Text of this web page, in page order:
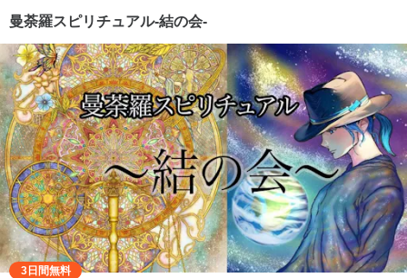
曼荼羅スピリチュアル-結の会-
3日間無料